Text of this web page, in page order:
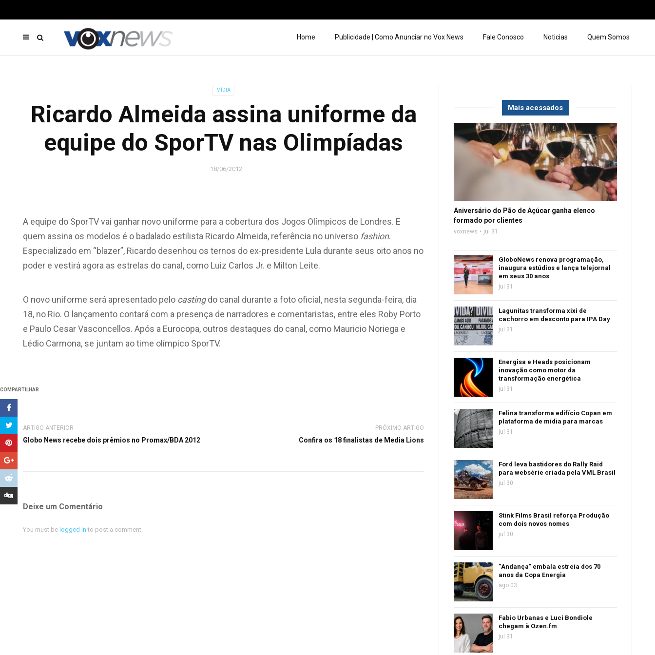
Home Publicidade | Como Anunciar no Vox News Fale Conosco Noticias Quem Somos
MÍDIA
Ricardo Almeida assina uniforme da
equipe do SporTV nas Olimpíadas
18/06/2012
COMPARTILHAR
A equipe do SporTV vai ganhar novo uniforme para a cobertura dos Jogos Olímpicos de Londres. E
quem assina os modelos é o badalado estilista Ricardo Almeida, referência no universo fashion.
Especializado em “blazer”, Ricardo desenhou os ternos do ex-presidente Lula durante seus oito anos no
poder e vestirá agora as estrelas do canal, como Luiz Carlos Jr. e Milton Leite.
O novo uniforme será apresentado pelo castingdo canal durante a foto oficial, nesta segunda-feira, dia
18, no Rio. O lançamento contará com a presença de narradores e comentaristas, entre eles Roby Porto
e Paulo Cesar Vasconcellos. Após a Eurocopa, outros destaques do canal, como Mauricio Noriega e
Lédio Carmona, se juntam ao time olímpico SporTV.
ARTIGO ANTERIOR
Globo News recebe dois prêmios no Promax/BDA 2012
PRÓXIMO ARTIGO
Confira os 18 finalistas de Media Lions
Deixe um Comentário
You must be logged in to post a comment.
Mais acessados
Aniversário do Pão de Açúcar ganha elenco
formado por clientes
voxnews jul 31
GloboNews renova programação,
inaugura estúdios e lança telejornal
em seus 30 anos
jul 31
Lagunitas transforma xixi de
cachorro em desconto para IPA Day
jul 31
Energisa e Heads posicionam
inovação como motor da
transformação energética
jul 31
Felina transforma edifício Copan em
plataforma de mídia para marcas
jul 31
Ford leva bastidores do Rally Raid
para websérie criada pela VML Brasil
jul 30
Stink Films Brasil reforça Produção
com dois novos nomes
jul 30
“Andança” embala estreia dos 70
anos da Copa Energia
ago 03
Fabio Urbanas e Luci Bondiole
chegam à Ozen.fm
jul 31